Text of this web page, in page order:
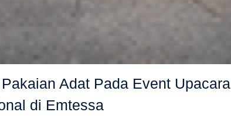
Adat Pada Event Upacara
di Emtessa